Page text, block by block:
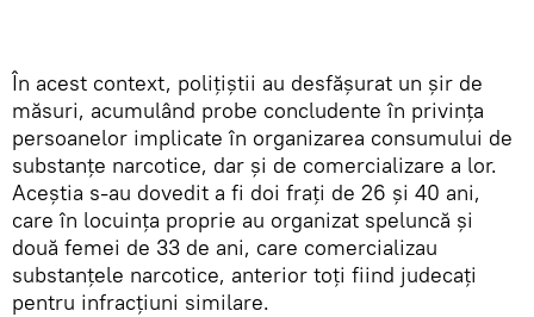
În acest context, polițiștii au desfășurat un șir de
măsuri, acumulând probe concludente în privința
persoanelor implicate în organizarea consumului de
substanțe narcotice, dar și de comercializare a lor.
Aceștia s-au dovedit a fi doi frați de 26 și 40 ani,
care în locuința proprie au organizat speluncă și
două femei de 33 de ani, care comercializau
substanțele narcotice, anterior toți fiind judecați
pentru infracțiuni similare.